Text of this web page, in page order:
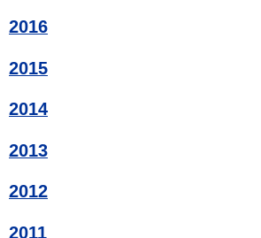
2016
2015
2014
2013
2012
2011